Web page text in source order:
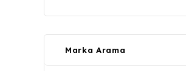
Marka Arama